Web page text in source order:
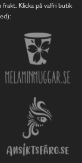
Klicka på valfri butik